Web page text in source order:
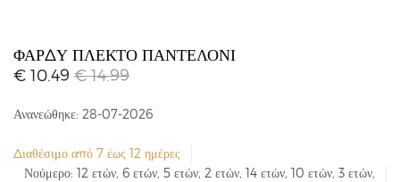
ΦΑΡΔΎ ΠΛΕΚΤΌ ΠΑΝΤΕΛΌΝΙ
€ 10.49 € 14.99
Ανανεώθηκε: 28-07-2026
Διαθέσιμο από 7 έως 12 ημέρες
Νούμερο: 12 ετών, 6 ετών, 5 ετών, 2 ετών, 14 ετών, 10 ετών, 3 ετών,